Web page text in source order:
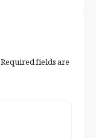
Required fields are